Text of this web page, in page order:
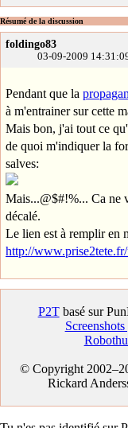
Résumé de la discussion
foldingo83
03-09-2009
Pendant que la
à m'entrainer sur cette
Mais bon, j'ai tout ce
de quoi m'indiquer la
salves:
Mais...@$#!%... Ca ne
décalé.
Le lien est à remplir en
http://
P2Tbasé sur
Screenshots
© Copyright
Rickard